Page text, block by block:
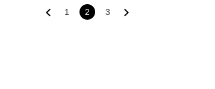
도착했습니다. 마요르카는 제주도의 2배 정
째 섬인데, 영국, 네덜란드, 독일 등 유럽에서
1 2 3